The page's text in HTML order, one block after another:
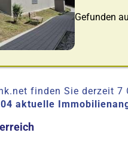
Gefunden
finden Sie derzeit
aktuelle